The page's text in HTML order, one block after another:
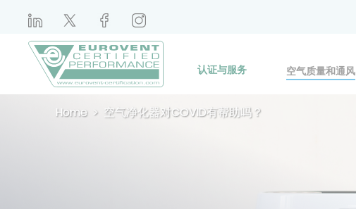
认证与服务 空气质量和通风
Home 空气净化器对COVID有帮助吗？